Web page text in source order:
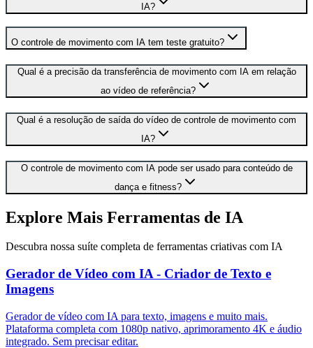
IA?
O controle de movimento com IA tem teste gratuito?
Qual é a precisão da transferência de movimento com IA em relação
ao vídeo de referência?
Qual é a resolução de saída do vídeo de controle de movimento com
IA?
O controle de movimento com IA pode ser usado para conteúdo de
dança e fitness?
Explore Mais Ferramentas de IA
Descubra nossa suíte completa de ferramentas criativas com IA
Gerador de Vídeo com IA - Criador de Texto e
Imagens
Gerador de vídeo com IA para texto, imagens e muito mais.
Plataforma completa com 1080p nativo, aprimoramento 4K e áudio
integrado. Sem precisar editar.